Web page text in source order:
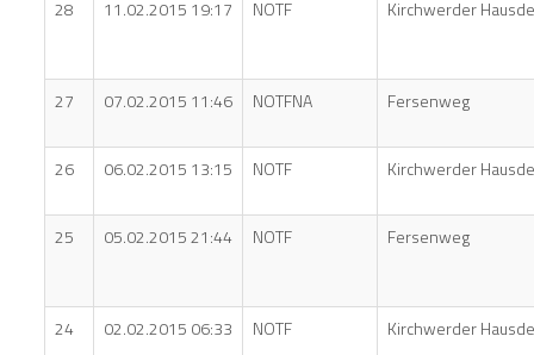
28 11.02.2015 19:17 NOTF Kirchwerder
27 07.02.2015 11:46 NOTFNA Fersenweg
26 06.02.2015 13:15 NOTF Kirchwerder
25 05.02.2015 21:44 NOTF Fersenweg
24 02.02.2015 06:33 NOTF Kirchwerder